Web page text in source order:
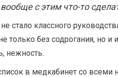
с этим что-то
стало классного
только без содрогания, но
нежность.
в медкабинет со